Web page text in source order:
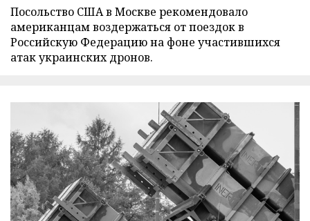
Посольство США в Москве рекомендовало
американцам воздержаться от поездок в
Российскую Федерацию на фоне участившихся
атак украинских дронов.